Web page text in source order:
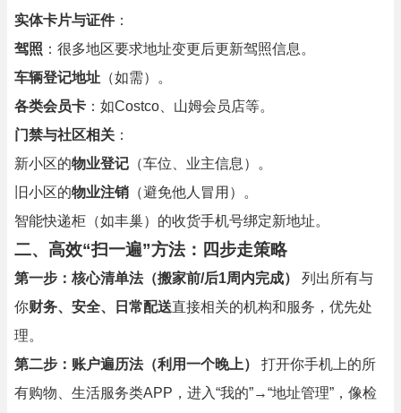
实体卡片与证件：
驾照 ：很多地区要求地址变更后更新驾照信息。
车辆登记地址 （如需）。
各类会员卡 ：如Costco、山姆会员店等。
门禁与社区相关 ：
新小区的物业登记 （车位、业主信息）。
旧小区的物业注销 （避免他人冒用）。
智能快递柜（如丰巢）的收货手机号绑定新地址。
二、高效“扫一遍”方法：四步走策略
第一步：核心清单法（搬家前/后1周内完成）
列出所有与
你财务、安全、日常配送直接相关的机构和服务，优先处
理。
第二步：账户遍历法（利用一个晚上）
打开你手机上的所
有购物、生活服务类APP，进入“我的”→“地址管理”，像检